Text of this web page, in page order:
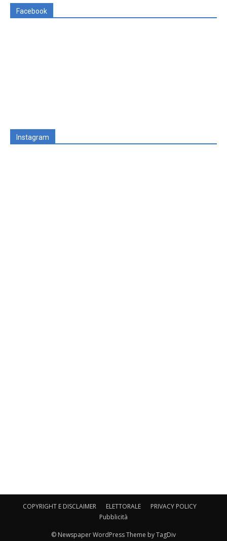
Facebook
Instagram
COPYRIGHT E DISCLAIMER ELETTORALE
PRIVACY POLICY
Pubblicità
© Newspaper WordPress Theme by TagDiv